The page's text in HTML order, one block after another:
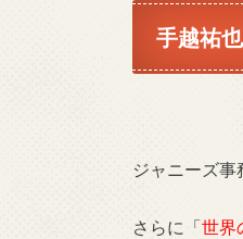
手越祐
ジャニーズ
さらに「世界